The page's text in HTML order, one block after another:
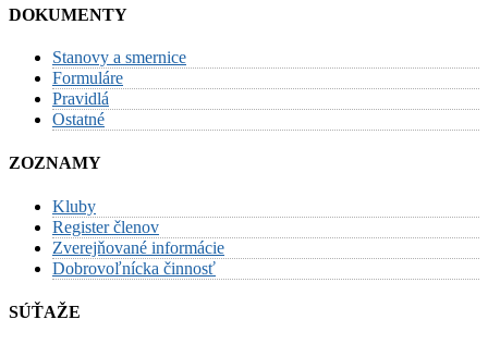
DOKUMENTY
Stanovy a smernice
Formuláre
Pravidlá
Ostatné
ZOZNAMY
Kluby
Register členov
Zverejňované informácie
Dobrovoľnícka činnosť
SÚŤAŽE